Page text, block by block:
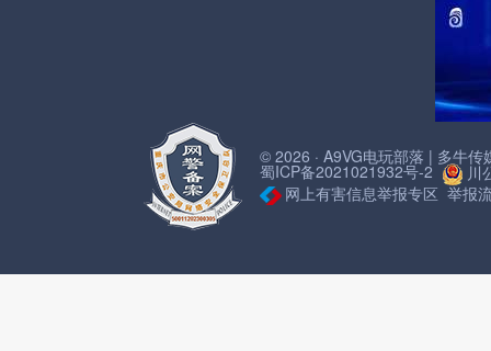
© 2026 · A9VG电玩部落 | 多牛传
蜀ICP备2021021932号-2
川
网上有害信息举报专区 举报